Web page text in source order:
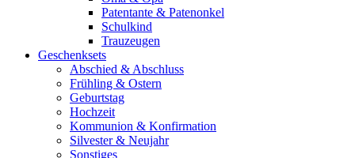
Patentante & Patenonkel
Schulkind
Trauzeugen
Geschenksets
Abschied & Abschluss
Frühling & Ostern
Geburtstag
Hochzeit
Kommunion & Konfirmation
Silvester & Neujahr
Sonstiges